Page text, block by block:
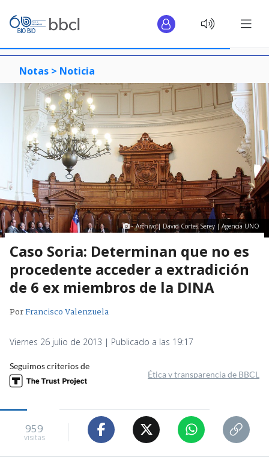
Notas > Noticia
Archivo | David Cortes Serey | Agencia UNO
Caso Soria: Determinan que no es
procedente acceder a extradición
de 6 ex miembros de la DINA
PorFrancisco Valenzuela
Viernes 26 julio de 2013 | Publicado a las 19:17
Seguimos criterios de
Ética y transparencia de BBCL
959
visitas